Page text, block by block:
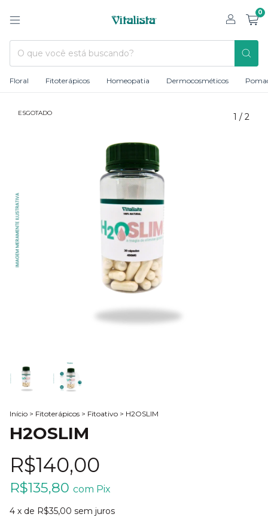
0
Floral Fitoterápicos Homeopatia Dermocosméticos
ESGOTADO 1 / 2
Início > Fitoterápicos > Fitoativo > H2OSLIM
H2OSLIM
R$140,00
R$135,80 com Pix
4 x de R$35,00 sem juros